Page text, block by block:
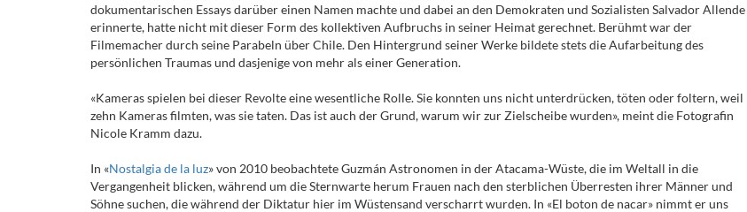
dokumentarischen Essays darüber einen Namen machte und dabei an den Demokraten und Sozialisten Salvador Allende
erinnerte, hatte nicht mit dieser Form des kollektiven Aufbruchs in seiner Heimat gerechnet. Berühmt war der
Filmemacher durch seine Parabeln über Chile. Den Hintergrund seiner Werke bildete stets die Aufarbeitung des
persönlichen Traumas und dasjenige von mehr als einer Generation.
«Kameras spielen bei dieser Revolte eine wesentliche Rolle. Sie konnten uns nicht unterdrücken, töten oder foltern, weil
zehn Kameras filmten, was sie taten. Das ist auch der Grund, warum wir zur Zielscheibe wurden», meint die Fotografin
Nicole Kramm dazu.
In «Nostalgia de la luz» von 2010 beobachtete Guzmán Astronomen in der Atacama-Wüste, die im Weltall in die
Vergangenheit blicken, während um die Sternwarte herum Frauen nach den sterblichen Überresten ihrer Männer und
Söhne suchen, die während der Diktatur hier im Wüstensand verscharrt wurden. In «El boton de nacar» nimmt er uns